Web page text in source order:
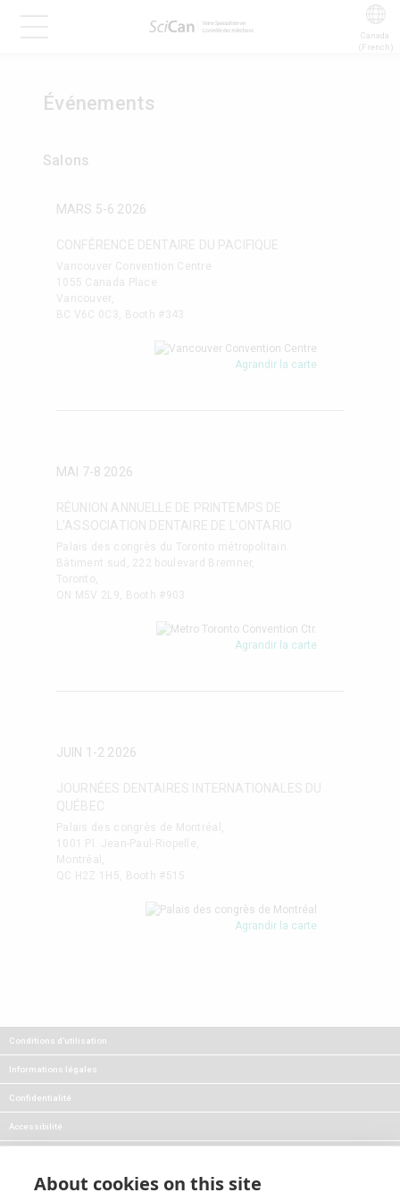
Canada
(French)
Événements
Salons
MARS 5-6 2026
CONFÉRENCE DENTAIRE DU PACIFIQUE
Vancouver Convention Centre
1055 Canada Place
Vancouver,
BC V6C 0C3, Booth #343
Agrandir la carte
MAI 7-8 2026
RÉUNION ANNUELLE DE PRINTEMPS DE
L’ASSOCIATION DENTAIRE DE L’ONTARIO
Palais des congrès du Toronto métropolitain.
Bâtiment sud, 222 boulevard Bremner,
Toronto,
ON M5V 2L9, Booth #903
Agrandir la carte
JUIN 1-2 2026
JOURNÉES DENTAIRES INTERNATIONALES DU
QUÉBEC
Palais des congrès de Montréal,
1001 Pl. Jean-Paul-Riopelle,
Montréal,
QC H2Z 1H5, Booth #515
Agrandir la carte
Conditions d’utilisation
Informations légales
Confidentialité
Accessibilité
CarrièresAbout cookies on this site